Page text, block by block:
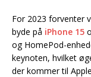
For 2023 forventer
byde på iPhone 15
og HomePod-
keynoten, hvilket
der kommer til